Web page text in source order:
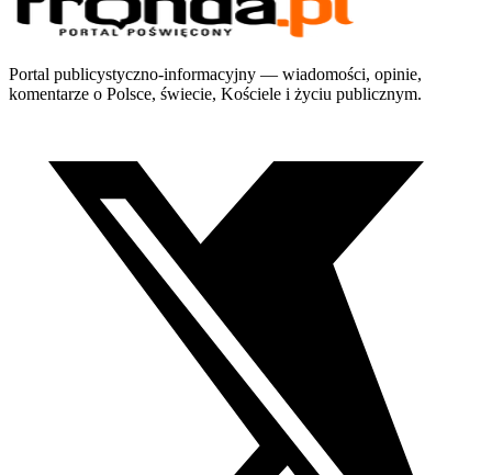
Portal publicystyczno-informacyjny — wiadomości, opinie,
komentarze o Polsce, świecie, Kościele i życiu publicznym.